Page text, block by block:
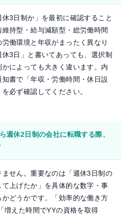
3日制か」を最初に確認すること
持型・給与減額型・総労働時間
働環境と年収がまったく異なり
3日」と書いてあっても、選択制
かによっても大きく違います。内
書で「年収・労働時間・休日設
必ず確認してください。
週休2日制の会社に転職する際、
せん。重要なのは「週休3日制の
上げたか」を具体的な数字・事
どうかです。「効率的な働き方
増えた時間でYYの資格を取得